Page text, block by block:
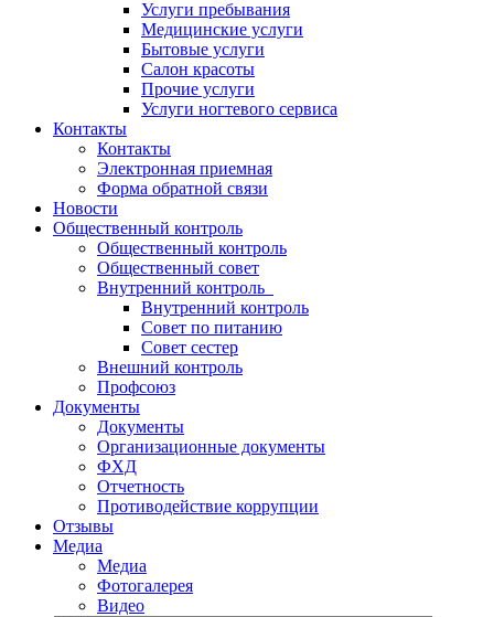
Услуги пребывания
Медицинские услуги
Бытовые услуги
Салон красоты
Прочие услуги
Услуги ногтевого сервиса
Контакты
Контакты
Электронная приемная
Форма обратной связи
Новости
Общественный контроль
Общественный контроль
Общественный совет
Внутренний контроль
Внутренний контроль
Совет по питанию
Совет сестер
Внешний контроль
Профсоюз
Документы
Документы
Организационные документы
ФХД
Отчетность
Противодействие коррупции
Отзывы
Медиа
Медиа
Фотогалерея
Видео